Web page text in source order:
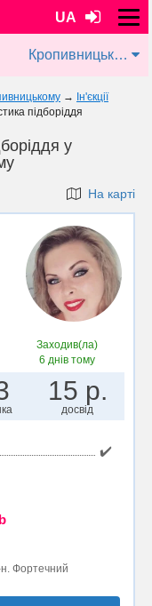
UA
Кропивницький
→ Ін'єкції
підборіддя
у
На карті
Заходив(ла)
6 днів тому
15 р.
досвід
✔️
н. Фортечний